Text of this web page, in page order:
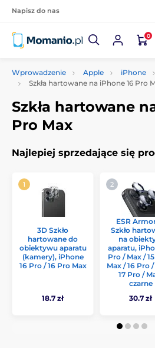
Napisz do nas
0
Wprowadzenie Apple iPhone
Szkła hartowane na iPhone 16 Pro
Szkła hartowane
Pro Max
Najlepiej sprzedające się
3D Szkło
hartowane do
obiektywu aparatu
(kamery), iPhone
16 Pro / 16 Pro Max
18.7 zł
ESR
Szkło
na
aparatu,
Pro / Max /
Max / 16 Pro
17 Pro /
czarne
30.7 zł